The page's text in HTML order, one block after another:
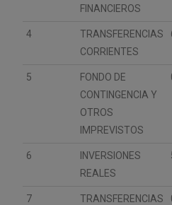
FINANCIEROS
4
TRANSFERENCIAS
CORRIENTES
5
FONDO DE
CONTINGENCIA Y
OTROS
IMPREVISTOS
6
INVERSIONES
REALES
7
TRANSFERENCIAS